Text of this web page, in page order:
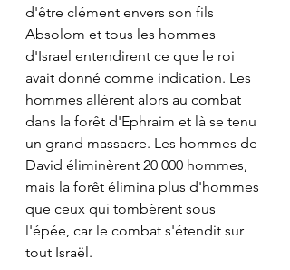
d'être clément envers son fils
Absolom et tous les hommes
d'Israel entendirent ce que le roi
avait donné comme indication. Les
hommes allèrent alors au combat
dans la forêt d'Ephraim et là se tenu
un grand massacre. Les hommes de
David éliminèrent 20 000 hommes,
mais la forêt élimina plus d'hommes
que ceux qui tombèrent sous
l'épée, car le combat s'étendit sur
tout Israël.